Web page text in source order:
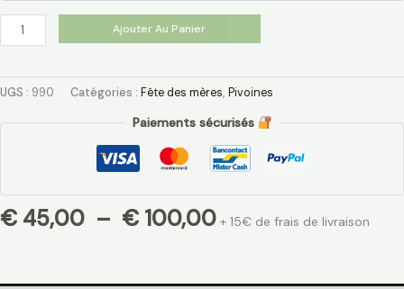
Ajouter Au Panier
UGS : 990 Catégories : Fête des mères, Pivoines
Paiements sécurisés
€ 45,00 – € 100,00 + 15€ de frais de livraison